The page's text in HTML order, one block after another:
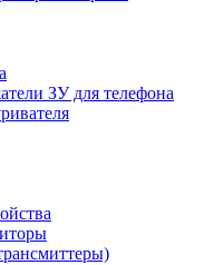
ЗУ для телефона